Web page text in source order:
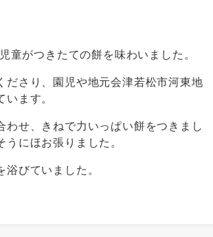
童がつきたての餅を味わいました。
ださり、園児や地元会津若松市河東地
ます。
せ、きねで力いっぱい餅をつきまし
にほお張りました。
びていました。